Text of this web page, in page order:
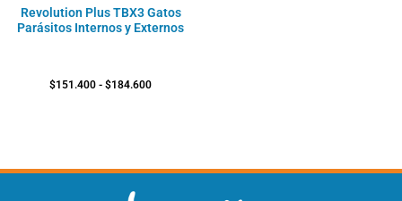
Revolution Plus TBX3 Gatos
Parásitos Internos y Externos
$151.400 - $184.600